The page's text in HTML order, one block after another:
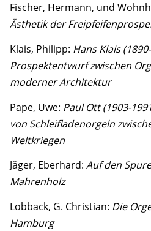
Fischer, Hermann, und
Ästhetik der
Klais, Philipp: Hans Klais
Prospektentwurf zwischen
moderner Architektur
Pape, Uwe: Paul Ott (1903-
von Schleifladenorgeln
Weltkriegen
Jäger, Eberhard: Auf den
Mahrenholz
Lobback, G. Christian: Die
Hamburg